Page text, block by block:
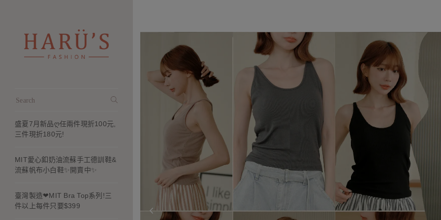
盛夏7月新品ღ任兩件現折100元,
三件現折180元!
MIT愛心釦奶油流蘇手工德訓鞋&
流蘇帆布小白鞋✨開賣中✨
臺灣製造❤MIT Bra Top系列!三
件以上每件只要$399